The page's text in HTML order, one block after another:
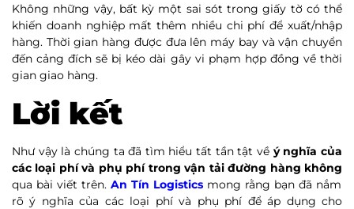
Không những vậy, bất kỳ một sai sót trong giấy tờ có thể
khiến doanh nghiệp mất thêm nhiều chi phí để xuất/nhập
hàng. Thời gian hàng được đưa lên máy bay và vận chuyển
đến cảng đích sẽ bị kéo dài gây vi phạm hợp đồng về thời
gian giao hàng.
Lời kết
Như vậy là chúng ta đã tìm hiểu tất tần tật về ý nghĩa của
các loại phí và phụ phí trong vận tải đường hàng không
qua bài viết trên. An Tín Logistics mong rằng bạn đã nắm
rõ ý nghĩa của các loại phí và phụ phí để áp dụng cho